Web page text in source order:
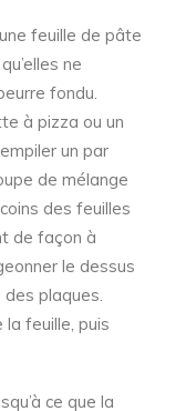
feuille de pâte
ne
fondu.
à pizza ou un
un par
de mélange
des feuilles
de façon à
le dessus
plaques.
feuille, puis
ce que la